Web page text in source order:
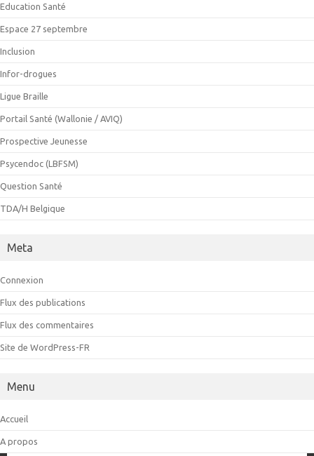
Education Santé
Espace 27 septembre
Inclusion
Infor-drogues
Ligue Braille
Portail Santé (Wallonie / AVIQ)
Prospective Jeunesse
Psycendoc (LBFSM)
Question Santé
TDA/H Belgique
Meta
Connexion
Flux des publications
Flux des commentaires
Site de WordPress-FR
Menu
Accueil
A propos